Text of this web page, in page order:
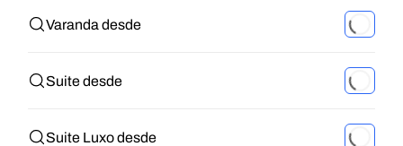
Varanda desde
Suite desde
Suite Luxo desde